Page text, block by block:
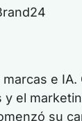
e
y el
su